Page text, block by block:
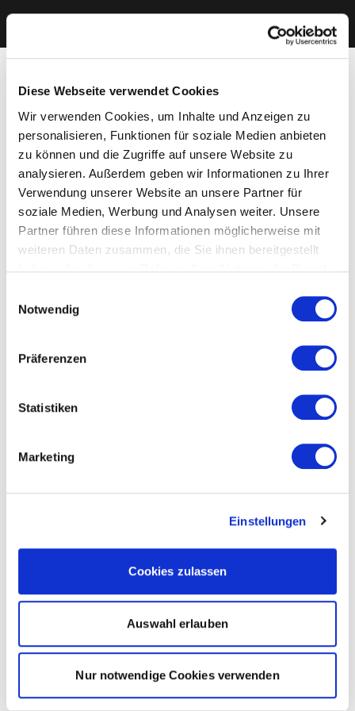
Diese Webseite verwendet Cookies
Wir verwenden Cookies, um Inhalte und Anzeigen zu
personalisieren, Funktionen für soziale Medien anbieten
zu können und die Zugriffe auf unsere Website zu
analysieren. Außerdem geben wir Informationen zu Ihrer
Verwendung unserer Website an unsere Partner für
soziale Medien, Werbung und Analysen weiter. Unsere
Partner führen diese Informationen möglicherweise mit
weiteren Daten zusammen, die Sie ihnen bereitgestellt
Cookies, wenn Sie unsere Webseite weiterhin nutzen.
Notwendig
Präferenzen
Statistiken
Marketing
Einstellungen
Cookies zulassen
Auswahl erlauben
Nur notwendige Cookies verwenden